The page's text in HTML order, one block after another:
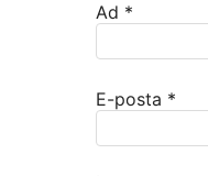
Ad *
E-posta *